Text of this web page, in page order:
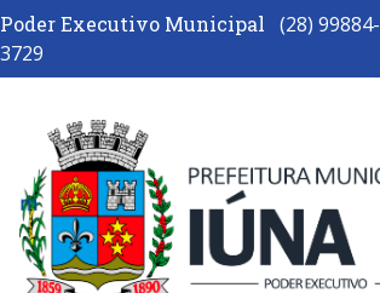
Poder Executivo Municipal
(28) 99884-
3729